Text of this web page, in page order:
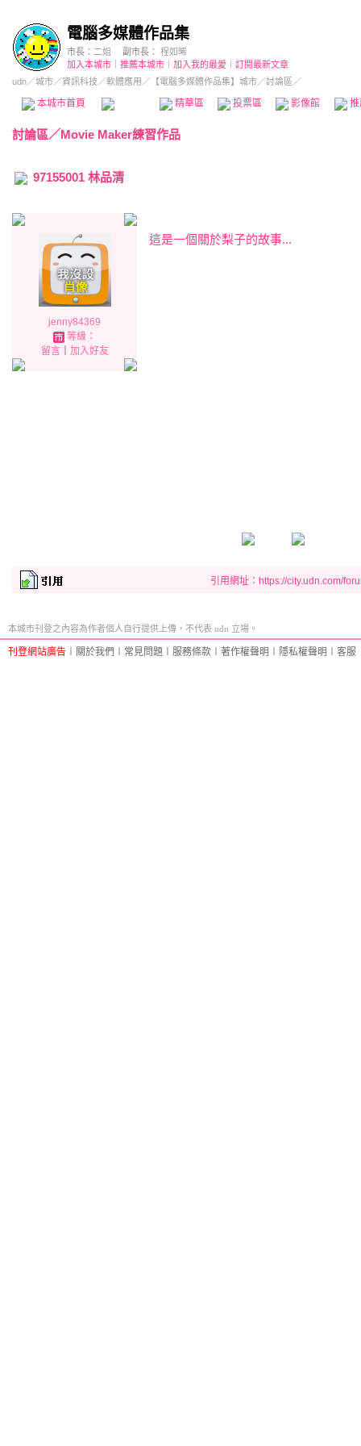
電腦多媒體作品集
市長： 二姐 副市長：
程如晞
加入本城市
推薦本城市 加入我的最愛
訂閱最新文章
udn／城市／資訊科技 ／軟體應用 ／ 【電腦多媒體作品集】城市／討論區／
本城市首頁 精華區 投票區 影像館
討論區／Movie Maker練習作品
97155001 林品清
jenny84369
等級：
留言｜ 加入好友
這是一個關於梨子的故事...
引用網址：https://city.udn.com/
本城市刊登之內容為作者個人自行提供上傳，不代表 udn 立場。
刊登網站廣告 關於我們 常見問題 服務條款 著作權聲明 隱私權聲明 客服